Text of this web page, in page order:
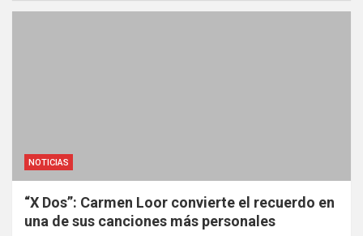
NOTICIAS
“X Dos”: Carmen Loor convierte el recuerdo en
una de sus canciones más personales